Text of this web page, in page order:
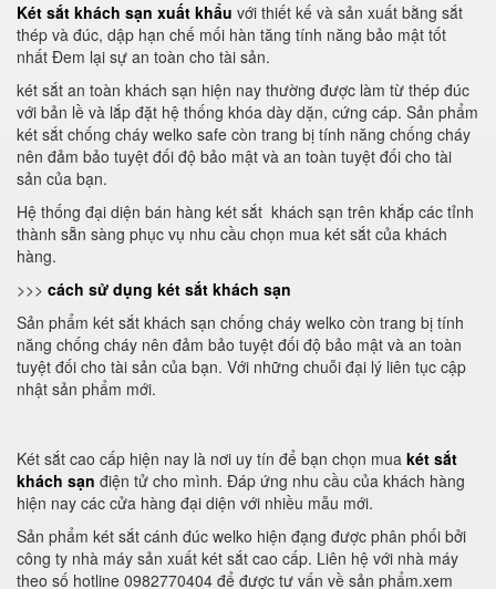
Két sắt khách sạn xuất khẩu với thiết kế và sản xuất bằng sắt
thép và đúc, dập hạn chế mối hàn tăng tính năng bảo mật tốt
nhất Đem lại sự an toàn cho tài sản.
két sắt an toàn khách sạn hiện nay thường được làm từ thép đúc
với bản lề và lắp đặt hệ thống khóa dày dặn, cứng cáp. Sản phẩm
két sắt chống cháy welko safe còn trang bị tính năng chống cháy
nên đảm bảo tuyệt đối độ bảo mật và an toàn tuyệt đối cho tài
sản của bạn.
Hệ thống đại diện bán hàng két sắt khách sạn trên khắp các tỉnh
thành sẵn sàng phục vụ nhu cầu chọn mua két sắt của khách
hàng.
>>> cách sử dụng két sắt khách sạn
Sản phẩm két sắt khách sạn chống cháy welko còn trang bị tính
năng chống cháy nên đảm bảo tuyệt đối độ bảo mật và an toàn
tuyệt đối cho tài sản của bạn. Với những chuỗi đại lý liên tục cập
nhật sản phẩm mới.
Két sắt cao cấp hiện nay là nơi uy tín để bạn chọn mua két sắt
khách sạn điện tử cho mình. Đáp ứng nhu cầu của khách hàng
hiện nay các cửa hàng đại diện với nhiều mẫu mới.
Sản phẩm két sắt cánh đúc welko hiện đạng được phân phối bởi
công ty nhà máy sản xuất két sắt cao cấp. Liên hệ với nhà máy
theo số hotline 0982770404 để được tư vấn về sản phẩm.xem